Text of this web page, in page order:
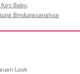
fürs Baby,
Bindungsanalyse
Look